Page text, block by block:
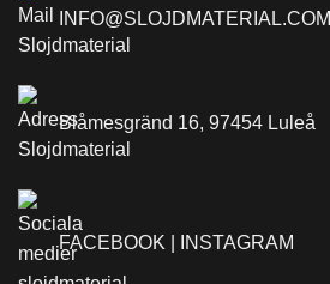
INFO@SLOJDMATERIAL.COM
Blåmesgränd 16, 97454 Luleå
FACEBOOK | INSTAGRAM